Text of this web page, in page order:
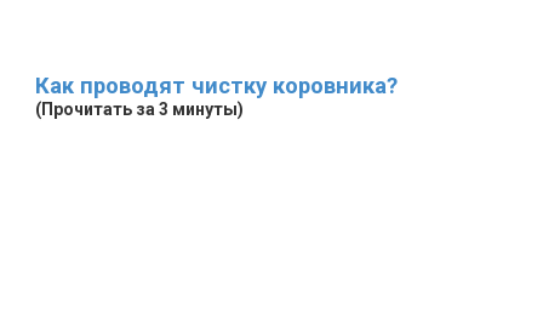
Как проводят чистку коровника?
(Прочитать за 3 минуты)